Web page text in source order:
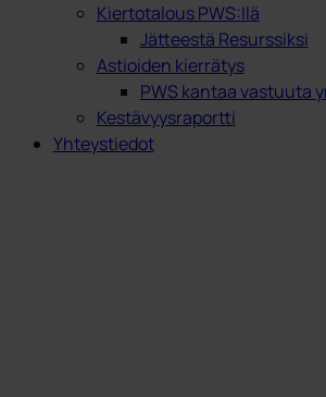
Kiertotalous PWS:llä
Jätteestä Resurssiksi
Astioiden kierrätys
PWS kantaa vastuuta
Kestävyysraportti
Yhteystiedot